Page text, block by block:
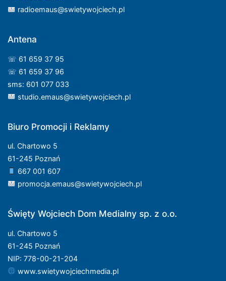
radioemaus@swietywojciech.pl
Antena
☏ 61 659 37 95
☏ 61 659 37 96
sms: 601 077 033
studio.emaus@swietywojciech.pl
Biuro Promocji i Reklamy
ul. Chartowo 5
61-245 Poznań
667 001 607
promocja.emaus@swietywojciech.pl
Święty Wojciech Dom Medialny sp. z o.o.
ul. Chartowo 5
61-245 Poznań
NIP: 778-00-21-204
www.swietywojciechmedia.pl